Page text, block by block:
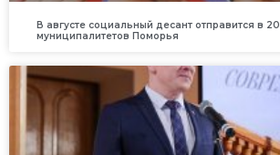
В августе социальный десант отправится в 20
муниципалитетов Поморья